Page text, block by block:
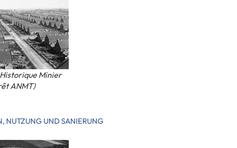
Minier
ANMT)
NUTZUNG UND SANIERUNG